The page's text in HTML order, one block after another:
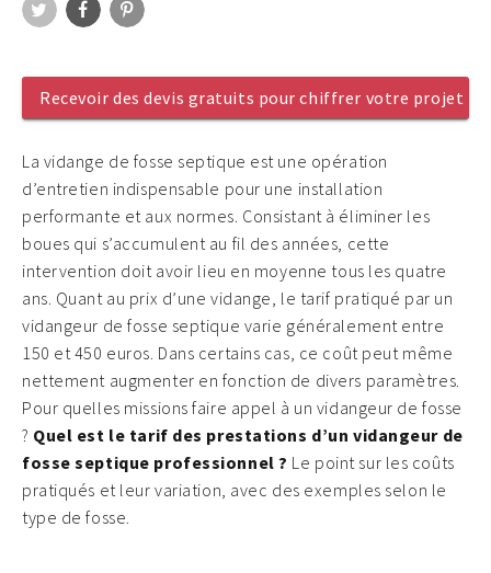
Recevoir des devis gratuits pour chiffrer votre projet
La vidange de fosse septique est une opération
d’entretien indispensable pour une installation
performante et aux normes. Consistant à éliminer les
boues qui s’accumulent au fil des années, cette
intervention doit avoir lieu en moyenne tous les quatre
ans. Quant au prix d’une vidange, le tarif pratiqué par un
vidangeur de fosse septique varie généralement entre
150 et 450 euros. Dans certains cas, ce coût peut même
nettement augmenter en fonction de divers paramètres.
Pour quelles missions faire appel à un vidangeur de fosse
? Quel est le tarif des prestations d’un vidangeur de
fosse septique professionnel ? Le point sur les coûts
pratiqués et leur variation, avec des exemples selon le
type de fosse.